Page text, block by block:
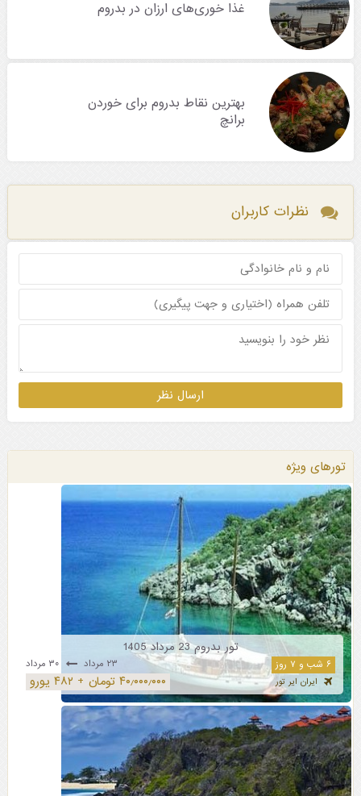
غذا خوری‌های ارزان در بدروم
بهترین نقاط بدروم برای خوردن
برانچ
نظرات کاربران
تورهای ویژه
تور بدروم 23 مرداد 1405
۶ شب و ۷ روز ۲۳ مرداد ۳۰ مرداد
ایران ایر تور ۴۰٫۰۰۰٫۰۰۰ تومان + ۴۸۲ یورو